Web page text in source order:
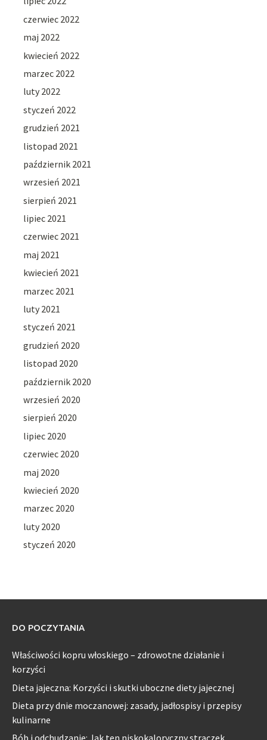
czerwiec 2022
maj 2022
kwiecień 2022
marzec 2022
luty 2022
styczeń 2022
grudzień 2021
listopad 2021
październik 2021
wrzesień 2021
sierpień 2021
lipiec 2021
czerwiec 2021
maj 2021
kwiecień 2021
marzec 2021
luty 2021
styczeń 2021
grudzień 2020
listopad 2020
październik 2020
wrzesień 2020
sierpień 2020
lipiec 2020
czerwiec 2020
maj 2020
kwiecień 2020
marzec 2020
luty 2020
styczeń 2020
DO POCZYTANIA
Właściwości kopru włoskiego – zdrowotne działanie i
korzyści
Dieta jajeczna: Korzyści i skutki uboczne diety jajecznej
Dieta przy dnie moczanowej: zasady, jadłospisy i przepisy
kulinarne